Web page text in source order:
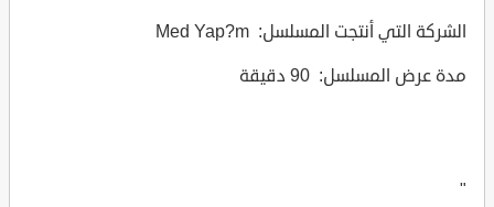
الشركة التي أنتجت المسلسل: Med Yap?m
مدة عرض المسلسل: 90 دقيقة
"